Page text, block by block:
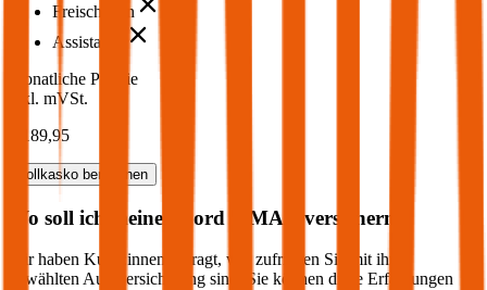
Freischaden
Assistance
Monatliche Prämie
inkl. mVSt.
€ 189,95
Vollkasko berechnen
Wo soll ich meinen Ford S-MAX versichern?
Wir haben Kund:innen befragt, wie zufrieden Sie mit ihrer
gewählten Autoversicherung sind. Sie können diese Erfahrungen